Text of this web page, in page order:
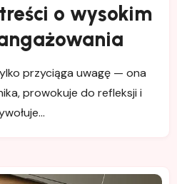
o wysokim
przyciąga uwagę — ona
prowokuje do refleksji i